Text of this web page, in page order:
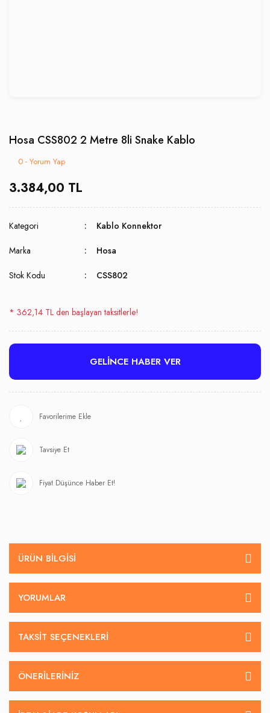
Hosa CSS802 2 Metre 8li Snake Kablo
0 - Yorum Yap
3.384,00 TL
Kategori Kablo Konnektor
Marka Hosa
Stok Kodu CSS802
* 362,14 TL den başlayan taksitlerle!
GELİNCE HABER VER
Tavsiye Et
Fiyat Düşünce Haber Et!
ÜRÜN BILGISI
YORUMLAR
TAKSIT SEÇENEKLERI
ÖNERILERINIZ